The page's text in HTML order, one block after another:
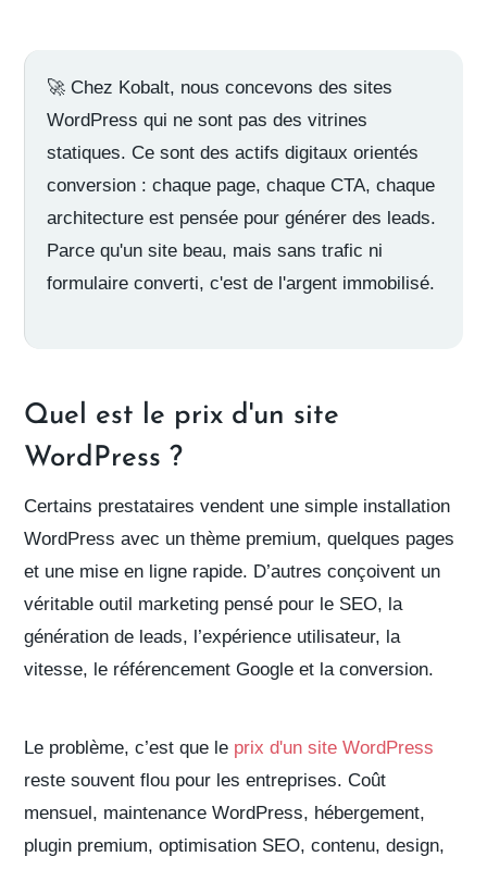
🚀 Chez Kobalt, nous concevons des sites
WordPress qui ne sont pas des vitrines
statiques. Ce sont des actifs digitaux orientés
conversion : chaque page, chaque CTA, chaque
architecture est pensée pour générer des leads.
Parce qu'un site beau, mais sans trafic ni
formulaire converti, c'est de l'argent immobilisé.
Quel est le prix d'un site
WordPress ?
Certains prestataires vendent une simple installation
WordPress avec un thème premium, quelques pages
et une mise en ligne rapide. D’autres conçoivent un
véritable outil marketing pensé pour le SEO, la
génération de leads, l’expérience utilisateur, la
vitesse, le référencement Google et la conversion.
Le problème, c’est que le prix d'un site WordPress
reste souvent flou pour les entreprises. Coût
mensuel, maintenance WordPress, hébergement,
plugin premium, optimisation SEO, contenu, design,